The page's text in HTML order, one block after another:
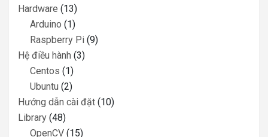
Hardware (13)
Arduino (1)
Raspberry Pi (9)
Hệ điều hành (3)
Centos (1)
Ubuntu (2)
Hướng dẫn cài đặt (10)
Library (48)
OpenCV (15)